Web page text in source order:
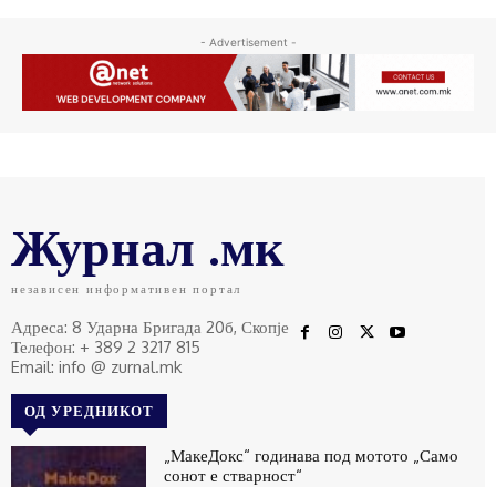
- Advertisement -
Журнал .мк
независен информативен портал
Адреса: 8 Ударна Бригада 20б, Скопје
Телефон: + 389 2 3217 815
Email: info @ zurnal.mk
ОД УРЕДНИКОТ
„МакеДокс“ годинава под мотото „Само
сонот е стварност“